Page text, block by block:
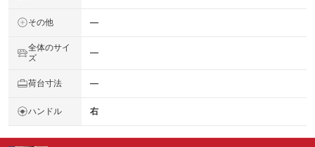
その他 ―
全体のサイ
ズ
―
荷台寸法 ―
ハンドル 右